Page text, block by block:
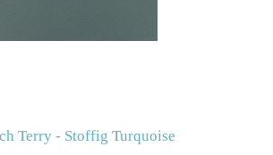
Terry - Stoffig Turquoise